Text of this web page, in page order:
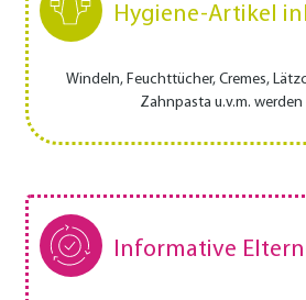
Hygiene-Artikel
Windeln, Feuchttücher, Cremes,
Zahnpasta u.v.m.
Informative